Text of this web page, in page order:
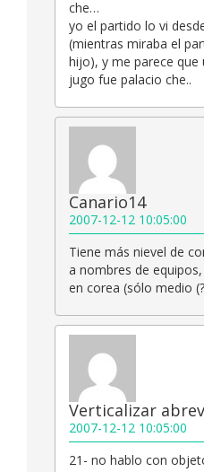
che…
yo el partido lo vi
(mientras miraba el
hijo), y me parece
jugo fue palacio che..
Canario14
2007-12-12 10:05:00
Tiene más nievel de
a nombres de
en corea (sólo medio
Verticalizar
2007-12-12 10:05:00
21- no hablo con